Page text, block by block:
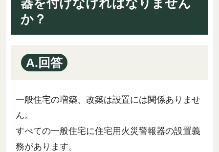
器を付けなければなりません
か？
A.回答
一般住宅の増築、改築は設置には関係ありませ
ん。
すべての一般住宅に住宅用火災警報器の設置義
務があります。